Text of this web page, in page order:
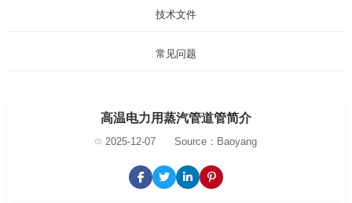
技术文件
常见问题
高温电力用蒸汽管道管简介
2025-12-07 Source：Baoyang